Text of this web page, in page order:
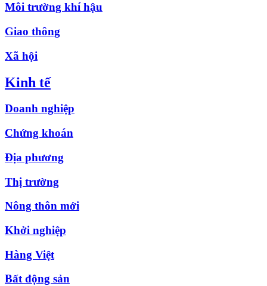
Môi trường khí hậu
Giao thông
Xã hội
Kinh tế
Doanh nghiệp
Chứng khoán
Địa phương
Thị trường
Nông thôn mới
Khởi nghiệp
Hàng Việt
Bất động sản